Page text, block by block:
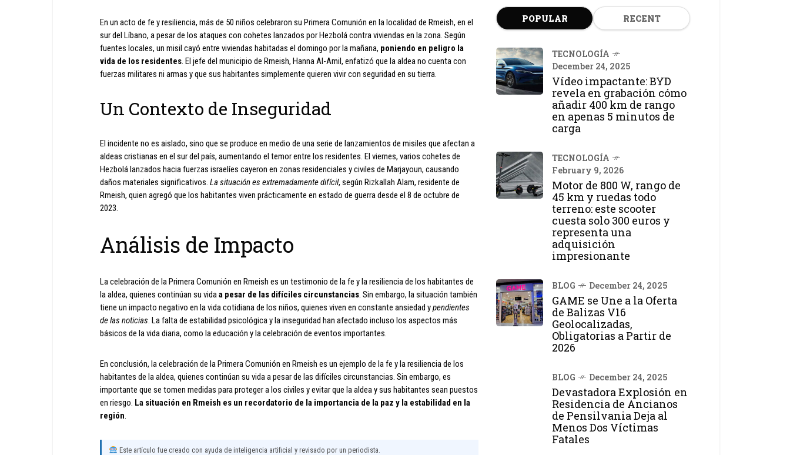
En un acto de fe y resiliencia, más de 50 niños celebraron su Primera Comunión en la localidad de Rmeish, en el
sur del Líbano, a pesar de los ataques con cohetes lanzados por Hezbolá contra viviendas en la zona. Según
fuentes locales, un misil cayó entre viviendas habitadas el domingo por la mañana, poniendo en peligro la
vida de los residentes. El jefe del municipio de Rmeish, Hanna Al-Amil, enfatizó que la aldea no cuenta con
fuerzas militares ni armas y que sus habitantes simplemente quieren vivir con seguridad en su tierra.
Un Contexto de Inseguridad
El incidente no es aislado, sino que se produce en medio de una serie de lanzamientos de misiles que afectan a
aldeas cristianas en el sur del país, aumentando el temor entre los residentes. El viernes, varios cohetes de
Hezbolá lanzados hacia fuerzas israelíes cayeron en zonas residenciales y civiles de Marjayoun, causando
daños materiales significativos. La situación es extremadamente difícil, según Rizkallah Alam, residente de
Rmeish, quien agregó que los habitantes viven prácticamente en estado de guerra desde el 8 de octubre de
2023.
Análisis de Impacto
La celebración de la Primera Comunión en Rmeish es un testimonio de la fe y la resiliencia de los habitantes de
la aldea, quienes continúan su vidaa pesar de las difíciles circunstancias. Sin embargo, la situación también
tiene un impacto negativo en la vida cotidiana de los niños, quienes viven en constante ansiedad ypendientes
de las noticias. La falta de estabilidad psicológica y la inseguridad han afectado incluso los aspectos más
básicos de la vida diaria, como la educación y la celebración de eventos importantes.
En conclusión, la celebración de la Primera Comunión en Rmeish es un ejemplo de la fe y la resiliencia de los
habitantes de la aldea, quienes continúan su vida a pesar de las difíciles circunstancias. Sin embargo, es
importante que se tomen medidas para proteger a los civiles y evitar que la aldea y sus habitantes sean puestos
en riesgo. La situación en Rmeish es un recordatorio de la importancia de la paz y la estabilidad en la
región.
Este artículo fue creado con ayuda de inteligencia artificial y revisado por un periodista.
POPULAR RECENT
TECNOLOGÍA
December 24, 2025
Vídeo impactante: BYD
revela en grabación cómo
añadir 400 km de rango
en apenas 5 minutos de
carga
TECNOLOGÍA
February 9, 2026
Motor de 800 W, rango de
45 km y ruedas todo
terreno: este scooter
cuesta solo 300 euros y
representa una
adquisición
impresionante
BLOG December 24, 2025
GAME se Une a la Oferta
de Balizas V16
Geolocalizadas,
Obligatorias a Partir de
2026
BLOG December 24, 2025
Devastadora Explosión en
Residencia de Ancianos
de Pensilvania Deja al
Menos Dos Víctimas
Fatales